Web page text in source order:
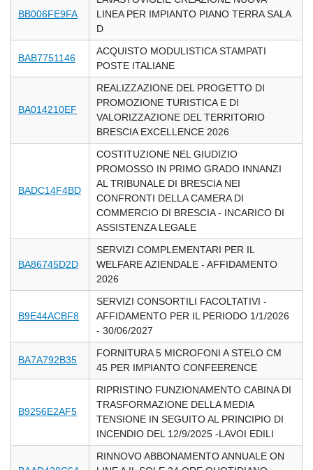
BB006FE9FA
LINEA PER IMPIANTO PIANO TERRA SALA
D
BAB7751146
ACQUISTO MODULISTICA STAMPATI
POSTE ITALIANE
BA014210EF
REALIZZAZIONE DEL PROGETTO DI
PROMOZIONE TURISTICA E DI
VALORIZZAZIONE DEL TERRITORIO
BRESCIA EXCELLENCE 2026
BADC14F4BD
COSTITUZIONE NEL GIUDIZIO
PROMOSSO IN PRIMO GRADO INNANZI
AL TRIBUNALE DI BRESCIA NEI
CONFRONTI DELLA CAMERA DI
COMMERCIO DI BRESCIA - INCARICO DI
ASSISTENZA LEGALE
BA86745D2D
SERVIZI COMPLEMENTARI PER IL
WELFARE AZIENDALE - AFFIDAMENTO
2026
B9E44ACBF8
SERVIZI CONSORTILI FACOLTATIVI -
AFFIDAMENTO PER IL PERIODO 1/1/2026
- 30/06/2027
BA7A792B35
FORNITURA 5 MICROFONI A STELO CM
45 PER IMPIANTO CONFEERENCE
B9256E2AF5
RIPRISTINO FUNZIONAMENTO CABINA DI
TRASFORMAZIONE DELLA MEDIA
TENSIONE IN SEGUITO AL PRINCIPIO DI
INCENDIO DEL 12/9/2025 -LAVOI EDILI
RINNOVO ABBONAMENTO ANNUALE ON